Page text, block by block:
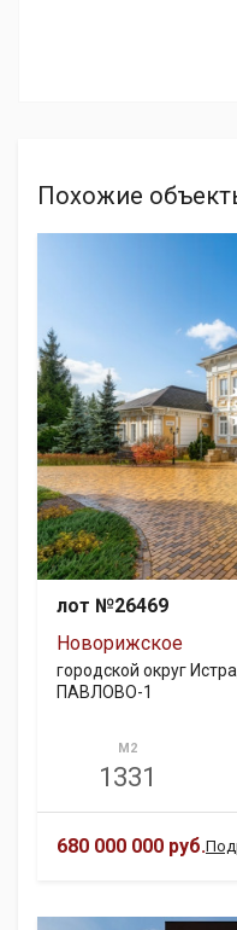
Похожие
лот №26469
Новорижское
городской округ
ПАВЛОВО-1
М2
1331
680 000 000 руб.